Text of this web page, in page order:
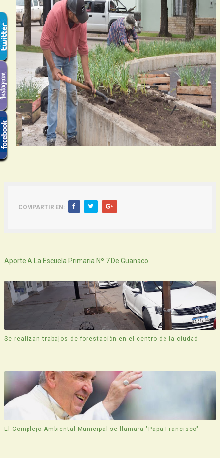
COMPARTIR EN:
Aporte A La Escuela Primaria Nº 7 De Guanaco
Se realizan trabajos de forestación en el centro de la ciudad
El Complejo Ambiental Municipal se llamara "Papa Francisco"